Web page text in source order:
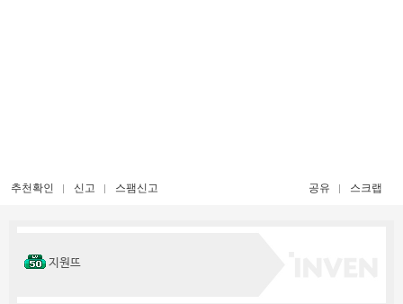
추천확인 신고 스팸신고 공유 스크랩
지원뜨